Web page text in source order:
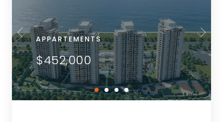
APPARTEMENTS
$452,000